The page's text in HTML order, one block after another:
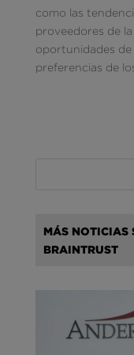
como las
proveedores de
oportunidades
preferencias de
MÁS NOTICIAS
BRAINTRUST